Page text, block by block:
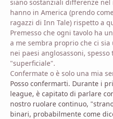
siano sostanziali differenze
hanno in America (prendo
ragazzi di Inn Tale) rispetto a
Premesso che ogni tavolo ha
a me sembra proprio che ci
nei paesi anglosassoni,
"superficiale".
Confermate o è solo una mia
Posso confermarti. Durante i
league, è capitato di parlare
nostro ruolare continuo,
binari, probabilmente come